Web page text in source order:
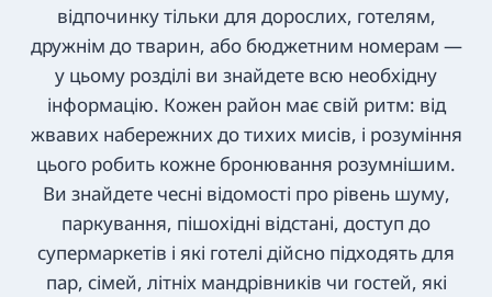
відпочинку тільки для дорослих, готелям,
дружнім до тварин, або бюджетним номерам —
у цьому розділі ви знайдете всю необхідну
інформацію. Кожен район має свій ритм: від
жвавих набережних до тихих мисів, і розуміння
цього робить кожне бронювання розумнішим.
Ви знайдете чесні відомості про рівень шуму,
паркування, пішохідні відстані, доступ до
супермаркетів і які готелі дійсно підходять для
пар, сімей, літніх мандрівників чи гостей, які